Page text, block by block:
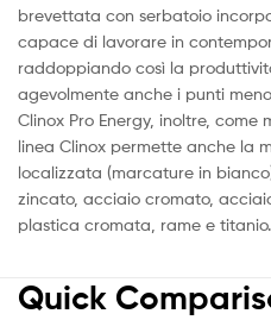
brevettata con serbatoio
capace di lavorare in
raddoppiando così la
agevolmente anche i punti
Clinox Pro Energy, inoltre,
linea Clinox permette anche la
localizzata (marcature in
zincato, acciaio cromato,
plastica cromata, rame e titanio.
Quick